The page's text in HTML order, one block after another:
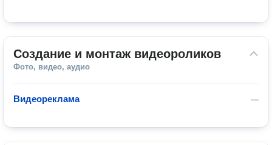
Создание и монтаж видеороликов
Фото, видео, аудио
—
Видеореклама